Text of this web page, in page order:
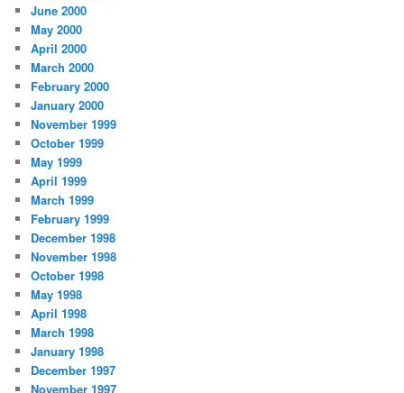
June 2000
May 2000
April 2000
March 2000
February 2000
January 2000
November 1999
October 1999
May 1999
April 1999
March 1999
February 1999
December 1998
November 1998
October 1998
May 1998
April 1998
March 1998
January 1998
December 1997
November 1997